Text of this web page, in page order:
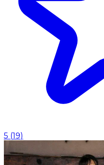
5 (19)